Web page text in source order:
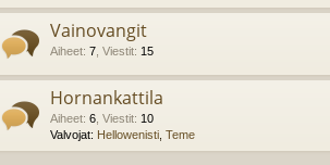
Vainovangit
Aiheet: 7 Viestit: 15
Hornankattila
Aiheet: 6 Viestit: 10
Valvojat: Hellowenisti Teme